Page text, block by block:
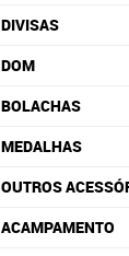
DIVISAS
DOM
BOLACHAS
MEDALHAS
OUTROS
ACAMPAMENTO